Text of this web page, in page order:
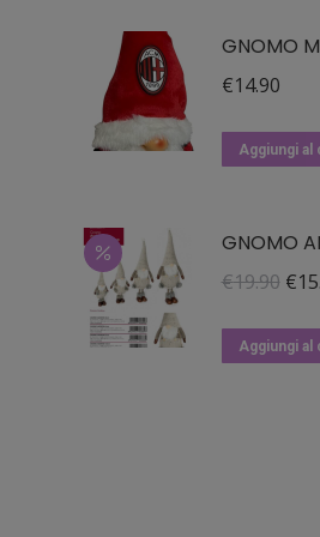
GNOMO
€14.90
Aggiungi al
GNOMO
€19.90 Il
€
Aggiungi al